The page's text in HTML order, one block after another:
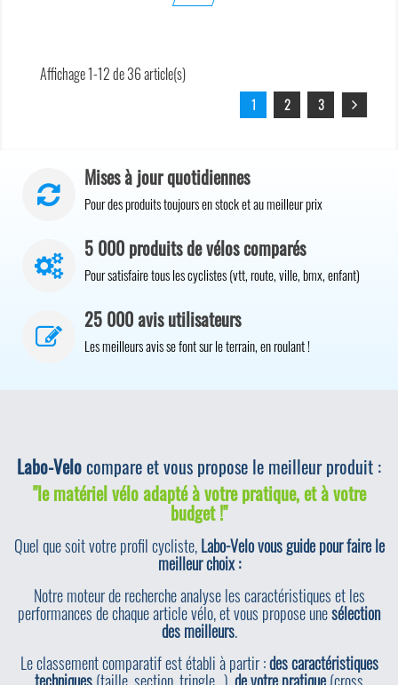
Affichage 1-12 de 36 article(s)
1 2 3
Mises à jour quotidiennes
Pour des produits toujours en stock et au meilleur prix
5 000 produits de vélos comparés
Pour satisfaire tous les cyclistes (vtt, route, ville, bmx, enfant)
25 000 avis utilisateurs
Les meilleurs avis se font sur le terrain, en roulant !
Labo-Velocompare et vous propose le meilleur produit :
"le matériel vélo adapté à votre pratique, et à votre
budget !"
Quel que soit votre profil cycliste,Labo-Velo vous guide pour faire le
meilleur choix :
Notre moteur de recherche analyse les caractéristiques et les
performances de chaque article vélo, et vous propose unesélection
des meilleurs.
Le classement comparatif est établi à partir :des caractéristiques